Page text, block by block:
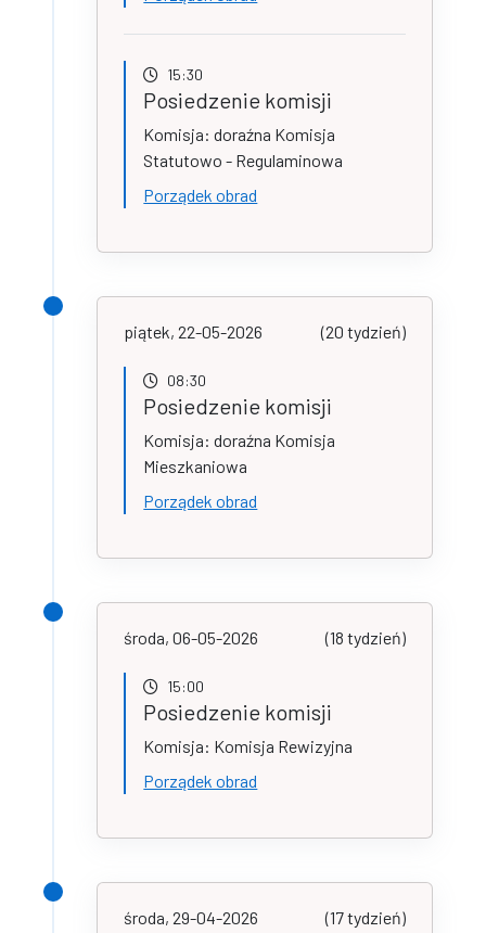
15:30
Posiedzenie komisji
Komisja: doraźna Komisja
Statutowo - Regulaminowa
Porządek obrad
piątek, 22-05-2026 (20 tydzień)
08:30
Posiedzenie komisji
Komisja: doraźna Komisja
Mieszkaniowa
Porządek obrad
środa, 06-05-2026 (18 tydzień)
15:00
Posiedzenie komisji
Komisja: Komisja Rewizyjna
Porządek obrad
środa, 29-04-2026 (17 tydzień)